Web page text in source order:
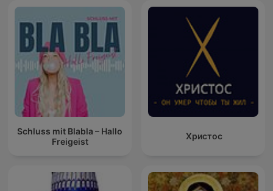
Schluss mit Blabla – Hallo
Freigeist
Христос